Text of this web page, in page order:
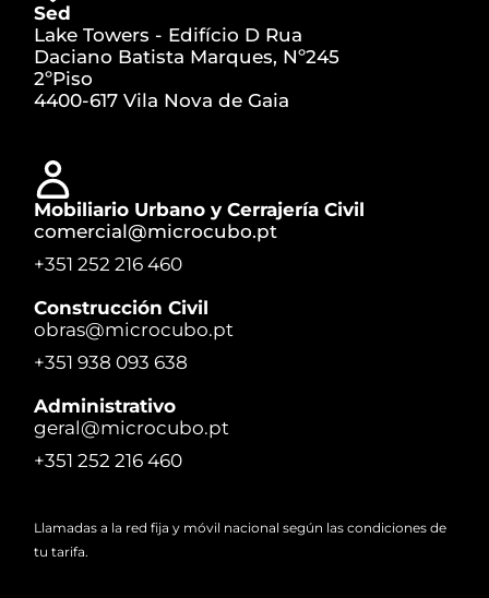
Sed
Lake Towers - Edifício D Rua
Daciano Batista Marques, Nº245
2ºPiso
4400-617 Vila Nova de Gaia
Mobiliario Urbano y Cerrajería Civil
comercial@microcubo.pt
+351 252 216 460
Construcción Civil
obras@microcubo.pt
+351 938 093 638
Administrativo
geral@microcubo.pt
+351 252 216 460
Llamadas a la red fija y móvil nacional según las condiciones de
tu tarifa.